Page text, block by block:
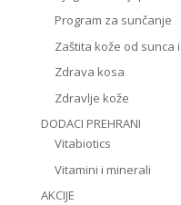
Program za sunčanje
Zaštita kože od sunca
Zdrava kosa
Zdravlje kože
DODACI PREHRANI
Vitabiotics
Vitamini i minerali
AKCIJE